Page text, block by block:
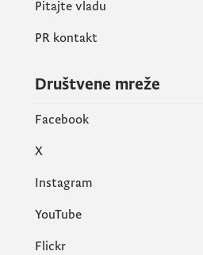
Pitajte vladu
PR kontakt
Društvene mreže
Facebook
X
Instagram
YouTube
Flickr